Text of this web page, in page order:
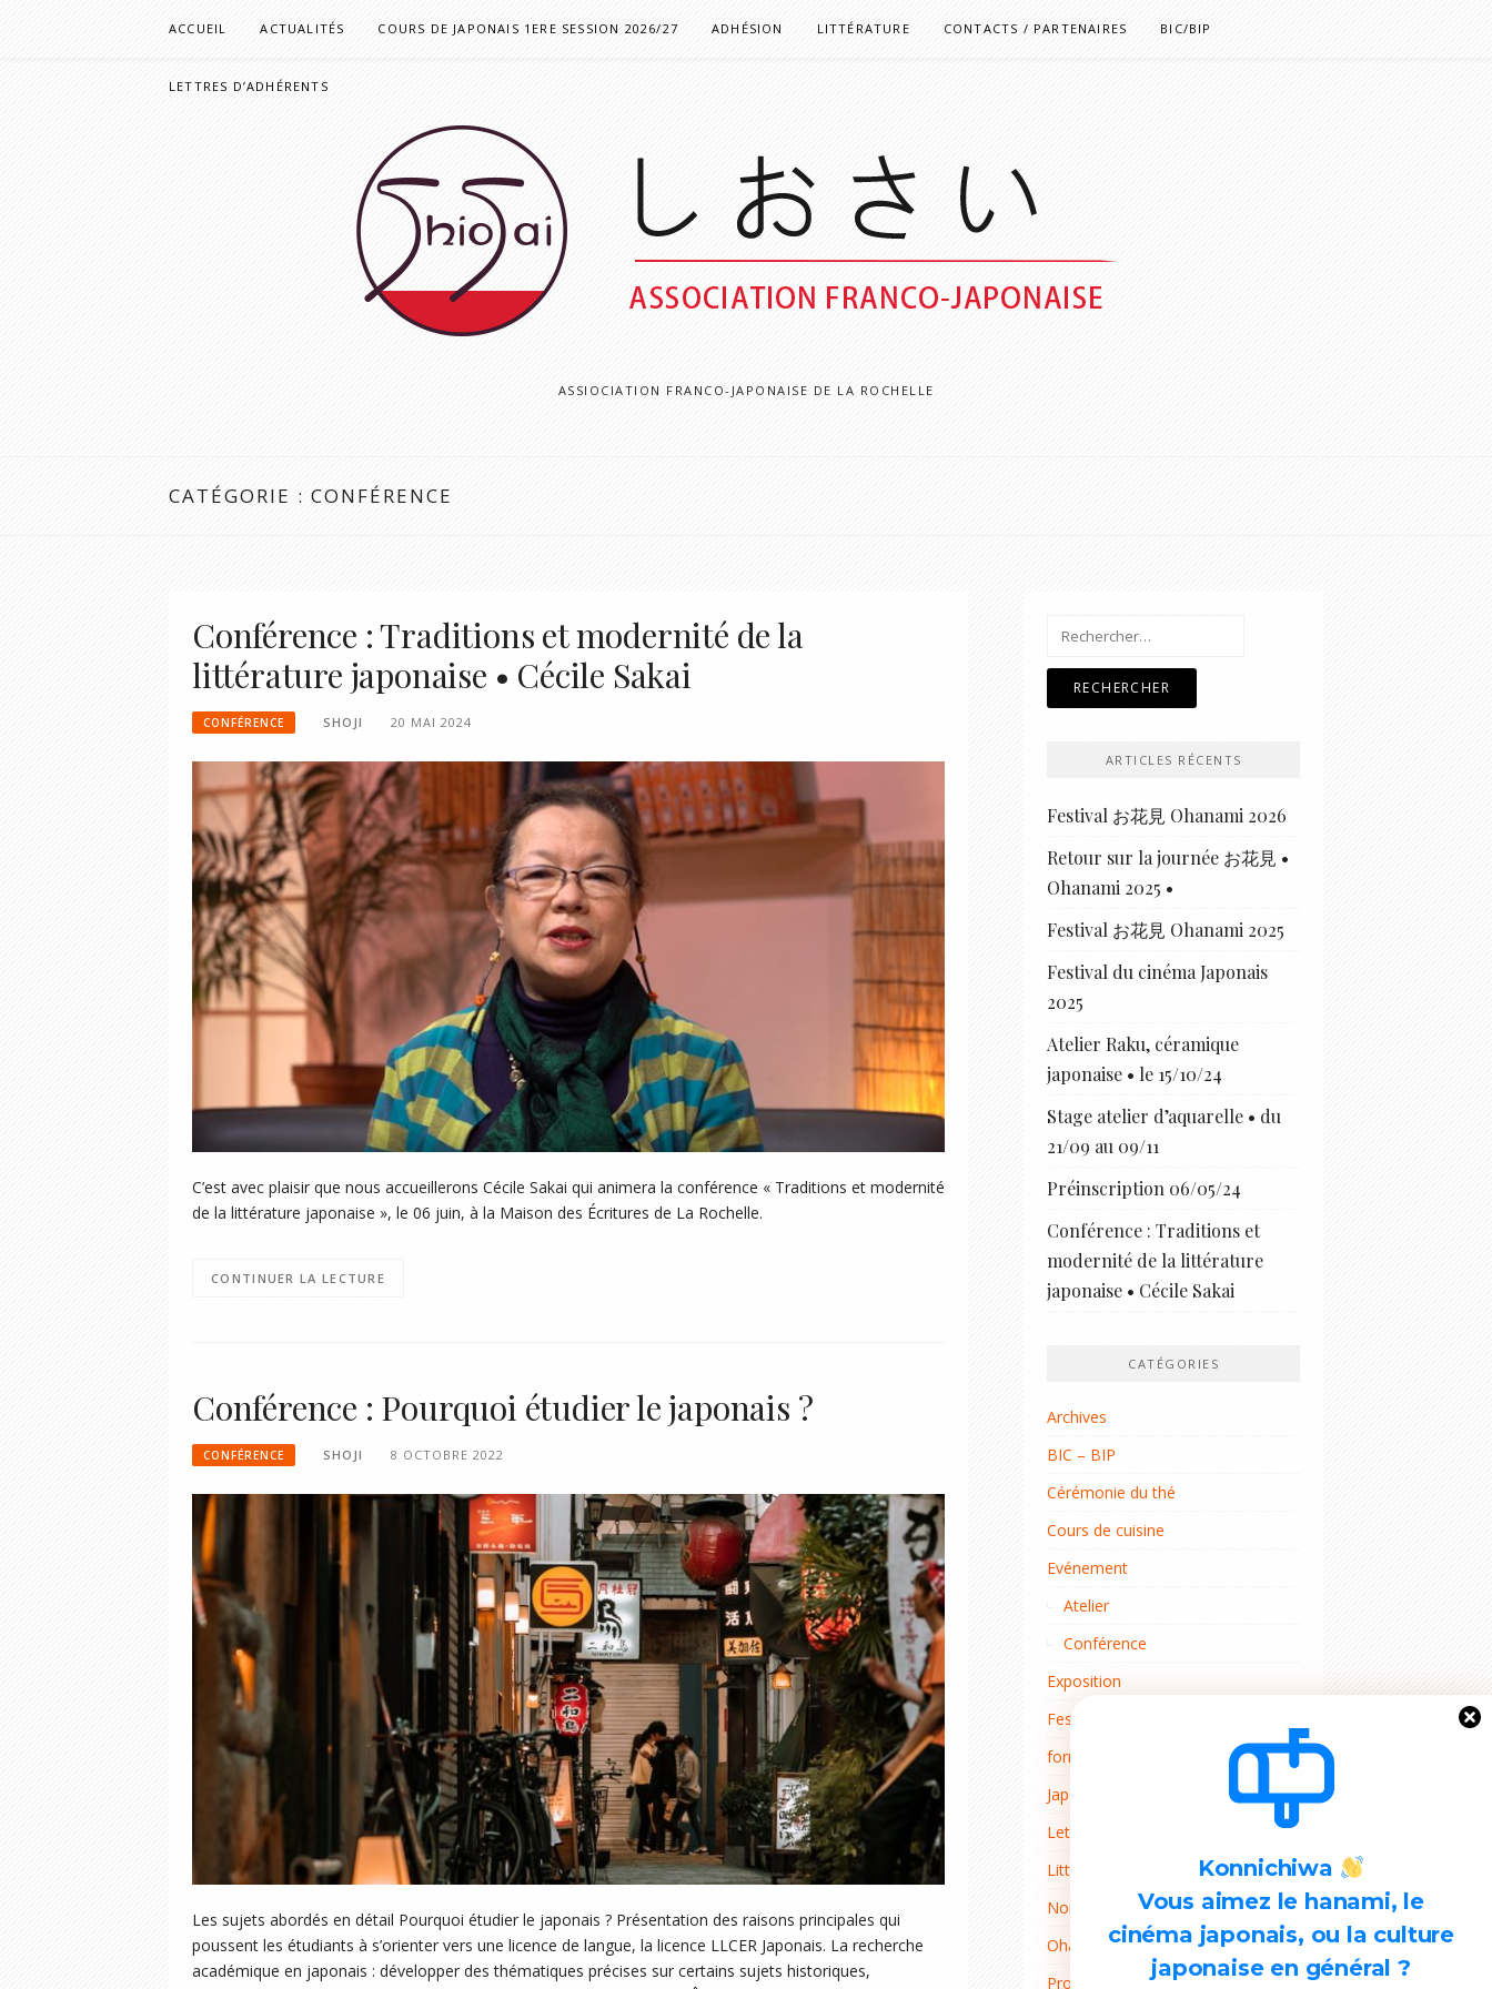
ACCUEIL ACTUALITÉS COURS DE JAPONAIS 1ERE SESSION 2026/27 ADHÉSION LITTÉRATURE CONTACTS / PARTENAIRES BIC/BIP
LETTRES D’ADHÉRENTS
ASSIOCIATION FRANCO-JAPONAISE DE LA ROCHELLE
CATÉGORIE : CONFÉRENCE
Conférence : Traditions et modernité de la
littérature japonaise • Cécile Sakai
CONFÉRENCE SHOJI 20 MAI 2024
C’est avec plaisir que nous accueillerons Cécile Sakai qui animera la conférence « Traditions et modernité
de la littérature japonaise », le 06 juin, à la Maison des Écritures de La Rochelle.
CONTINUER LA LECTURE
Conférence : Pourquoi étudier le japonais ?
CONFÉRENCE SHOJI 8 OCTOBRE 2022
Les sujets abordés en détail Pourquoi étudier le japonais ? Présentation des raisons principales qui
poussent les étudiants à s’orienter vers une licence de langue, la licence LLCER Japonais. La recherche
académique en japonais : développer des thématiques précises sur certains sujets historiques,
Rechercher :
ARTICLES RÉCENTS
Festival お花見 Ohanami 2026
Retour sur la journée お花見 •
Ohanami 2025 •
Festival お花見 Ohanami 2025
Festival du cinéma Japonais
2025
Atelier Raku, céramique
japonaise • le 15/10/24
Stage atelier d’aquarelle • du
21/09 au 09/11
Préinscription 06/05/24
Conférence : Traditions et
modernité de la littérature
japonaise • Cécile Sakai
CATÉGORIES
Archives
BIC – BIP
Cérémonie du thé
Cours de cuisine
Evénement
Atelier
Conférence
Exposition
Festival du cinéma
formulaire
Japon
Lettre d'adhérent
Littérature
Non classé
Ohana mi
Projets
Konnichiwa
Vous aimez le hanami, le
cinéma japonais, ou la culture
japonaise en général ?